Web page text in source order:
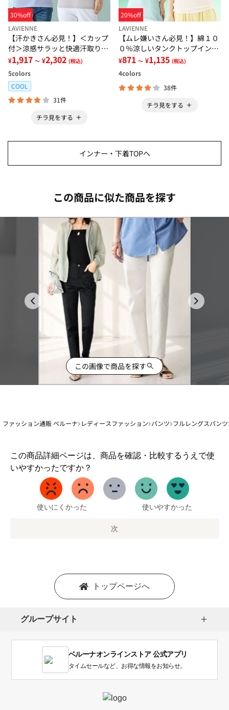
30%off
LAVIENNE
【汗かきさん必見！】＜カップ
付＞涼感サラッと快適汗取りタ
ンクトップインナー＜さらりラ
ボ＞
¥1,917 ～ ¥2,302 (税込)
5colors
COOL
31件
チラ見をする
20%off
LAVIENNE
【ムレ嫌いさん必見！】綿１０
０％涼しいタンクトップインナ
ー＜さらりラボ＞
¥871 ～ ¥1,135 (税込)
4colors
38件
チラ見をする
インナー・下着TOPへ
この商品に似た商品を探す
この画像で商品を探す
ファッション通販 ベルーナ レディースファッション パンツ フルレングスパンツ
この商品詳細ページは、商品を確認・比較するうえで使
いやすかったですか？
1
か
い
使いにくかった 使いやすかった
次
トップページへ
グループサイト
ベルーナオンラインストア 公式アプリ
タイムセールなど、お得な情報をお知らせ。